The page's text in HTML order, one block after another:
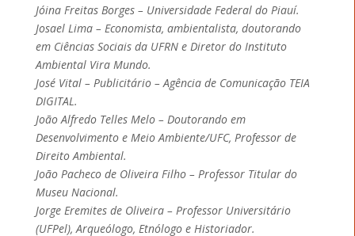
Jóina Freitas Borges – Universidade Federal do Piauí.
Josael Lima – Economista, ambientalista, doutorando
em Ciências Sociais da UFRN e Diretor do Instituto
Ambiental Vira Mundo.
José Vital – Publicitário – Agência de Comunicação TEIA
DIGITAL.
João Alfredo Telles Melo – Doutorando em
Desenvolvimento e Meio Ambiente/UFC, Professor de
Direito Ambiental.
João Pacheco de Oliveira Filho – Professor Titular do
Museu Nacional.
Jorge Eremites de Oliveira – Professor Universitário
(UFPel), Arqueólogo, Etnólogo e Historiador.